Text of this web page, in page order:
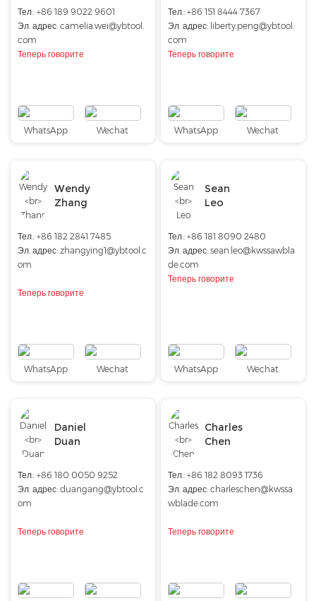
Тел.: +86 189 9022 9601
Эл. адрес: camelia.wei@ybtool.
com
Теперь говорите
WhatsApp Wechat
Тел.: +86 151 8444 7367
Эл. адрес: liberty.peng@ybtool.
com
Теперь говорите
WhatsApp Wechat
Wendy
Zhang
Тел.: +86 182 2841 7485
Эл. адрес: zhangying1@ybtool.c
om
Теперь говорите
WhatsApp Wechat
Sean
Leo
Тел.: +86 181 8090 2480
Эл. адрес:sean.leo@kwssawbla
de.com
Теперь говорите
WhatsApp Wechat
Daniel
Duan
Тел.: +86 180 0050 9252
Эл. адрес: duangang@ybtool.c
om
Теперь говорите
Charles
Chen
Тел.: +86 182 8093 1736
Эл. адрес:charleschen@kwssa
wblade.com
Теперь говорите